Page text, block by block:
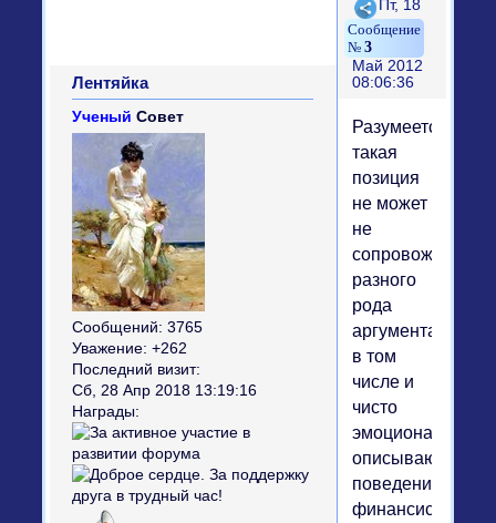
Поделиться
3
Пт, 18
Май 2012
08:06:36
Лентяйка
Ученый Совет
Сообщений: 3765
Уважение: +262
Последний визит:
Сб, 28 Апр 2018 13:19:16
Награды:
Разумеется,
такая
позиция
не может
не
сопровождаться
разного
рода
аргументацией,
в том
числе и
чисто
эмоциональной,
описывающий
поведение
финансистов